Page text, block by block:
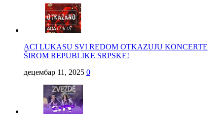
ACI LUKASU SVI REDOM OTKAZUJU KONCERTE
ŠIROM REPUBLIKE SRPSKE!
децембар 11, 2025 0